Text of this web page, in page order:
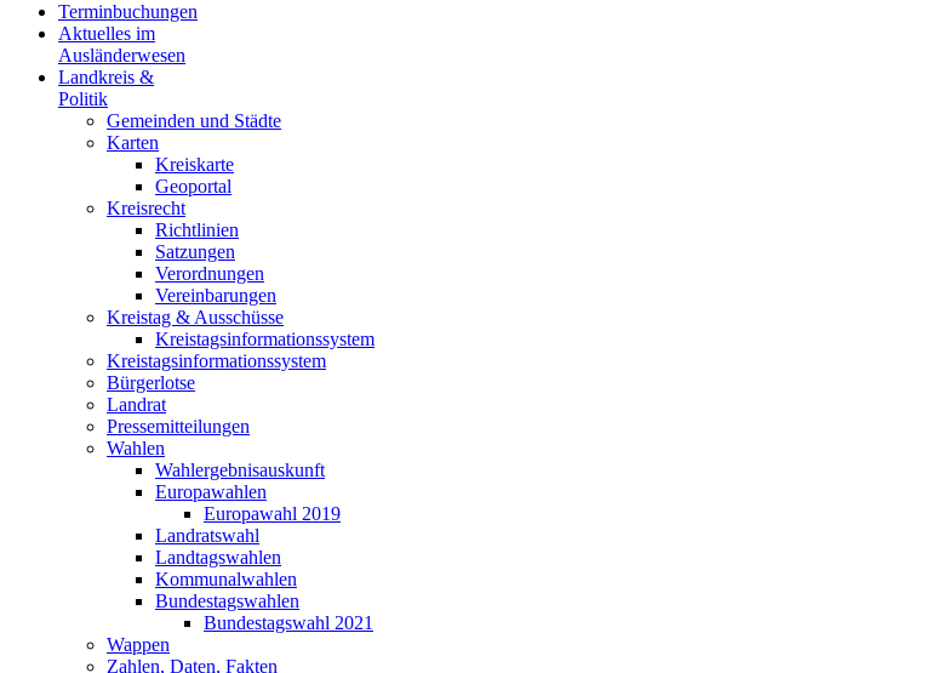
Terminbuchungen
Aktuelles im
Ausländerwesen
Landkreis &
Politik
Gemeinden und Städte
Karten
Kreiskarte
Geoportal
Kreisrecht
Richtlinien
Satzungen
Verordnungen
Vereinbarungen
Kreistag & Ausschüsse
Kreistagsinformationssystem
Kreistagsinformationssystem
Bürgerlotse
Landrat
Pressemitteilungen
Wahlen
Wahlergebnisauskunft
Europawahlen
Europawahl 2019
Landratswahl
Landtagswahlen
Kommunalwahlen
Bundestagswahlen
Bundestagswahl 2021
Wappen
Zahlen, Daten, Fakten